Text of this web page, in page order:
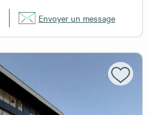
Envoyer un message